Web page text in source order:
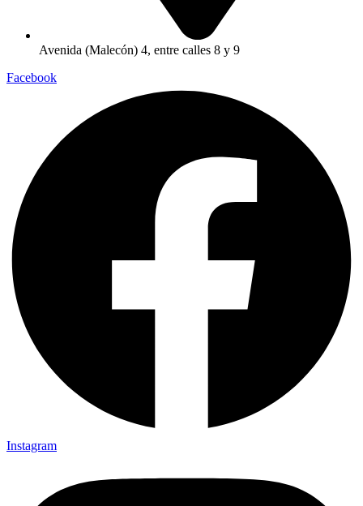
Avenida (Malecón) 4, entre calles 8 y 9
Facebook
Instagram